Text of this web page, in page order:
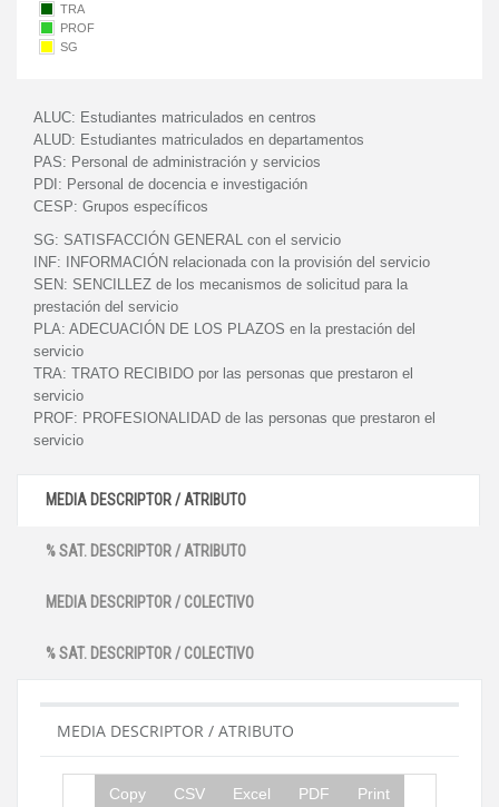
TRA
PROF
SG
ALUC: Estudiantes matriculados en centros
ALUD: Estudiantes matriculados en departamentos
PAS: Personal de administración y servicios
PDI: Personal de docencia e investigación
CESP: Grupos específicos
SG: SATISFACCIÓN GENERAL con el servicio
INF:
INFORMACIÓN relacionada con la provisión del servicio
SEN: SENCILLEZ de los mecanismos de solicitud para la
prestación del servicio
PLA: ADECUACIÓN DE LOS PLAZOS en la prestación del
servicio
TRA: TRATO RECIBIDO por las personas que prestaron el
servicio
PROF: PROFESIONALIDAD de las personas que prestaron el
servicio
MEDIA DESCRIPTOR / ATRIBUTO
% SAT. DESCRIPTOR / ATRIBUTO
MEDIA DESCRIPTOR / COLECTIVO
% SAT. DESCRIPTOR / COLECTIVO
MEDIA DESCRIPTOR / ATRIBUTO
Copy CSV Excel PDF Print